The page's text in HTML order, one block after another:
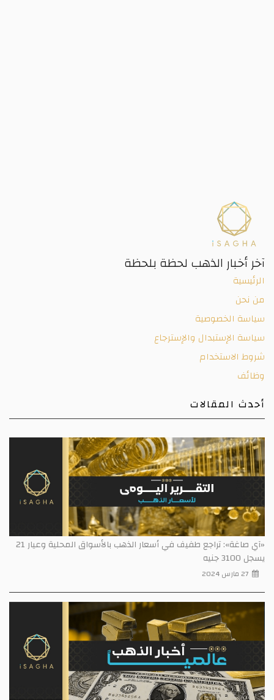
آخر أخبار الذهب لحظة بلحظة
الرئيسية
من نحن
سياسة الخصوصية
سياسة الإستبدال والإسترجاع
شروط الاستخدام
وظائف
أحدث المقالات
«آي صاغة»: تراجع طفيف في أسعار الذهب بالأسواق المحلية وعيار 21
يسجل 3100 جنيه
27 مارس 2024